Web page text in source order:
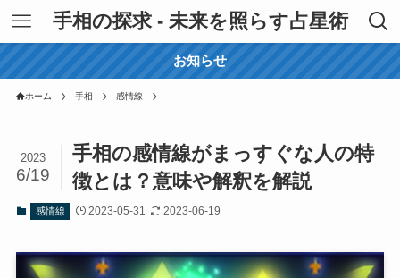
手相の探求 - 未来を照らす占星術
お知らせ
ホーム 手相 感情線
手相の感情線がまっすぐな人の特
徴とは？意味や解釈を解説
2023
6/19
感情線 2023-05-31 2023-06-19